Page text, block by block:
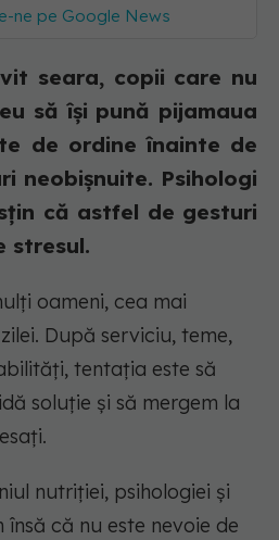
ne pe Google News
seara, copii care nu
să își pună pijamaua
de ordine înainte de
neobișnuite. Psihologi
că astfel de gesturi
stresul.
oameni, cea mai
După serviciu, teme,
tentația este să
soluție și să mergem la
nutriției, psihologiei și
că nu este nevoie de